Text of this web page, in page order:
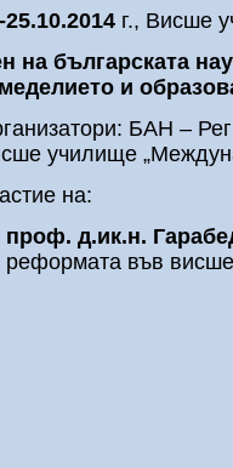
25.10.2014 г., Висше
на българската
и
БАН –
училище
на:
проф. д.ик.н.
реформата във